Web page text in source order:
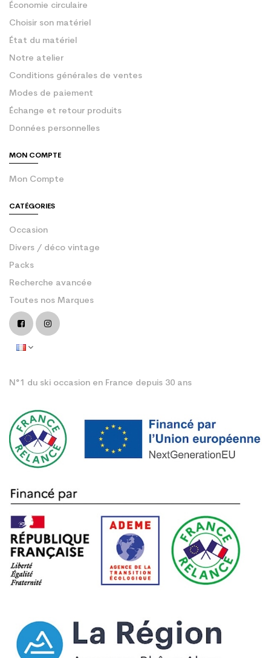
Économie circulaire
Choisir son matériel
État du matériel
Notre atelier
Conditions générales de ventes
Modes de paiement
Échange et retour produits
Données personnelles
MON COMPTE
Mon Compte
CATÉGORIES
Occasion
Divers / déco vintage
Packs
Recherche avancée
Toutes nos Marques
N°1 du ski occasion en France depuis 30 ans